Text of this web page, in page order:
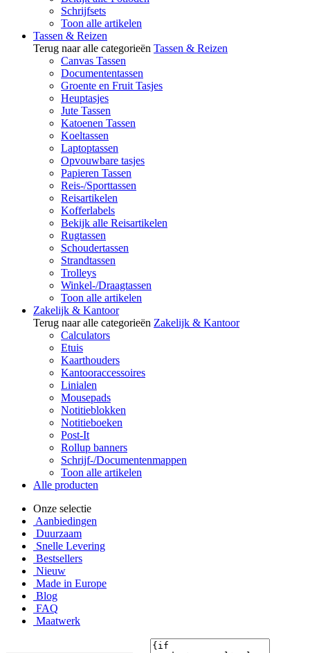
Schrijfsets
Toon alle artikelen
Tassen & Reizen
Terug naar alle categorieën Tassen & Reizen
Canvas Tassen
Documententassen
Groente en Fruit Tasjes
Heuptasjes
Jute Tassen
Katoenen Tassen
Koeltassen
Laptoptassen
Opvouwbare tasjes
Papieren Tassen
Reis-/Sporttassen
Reisartikelen
Kofferlabels
Bekijk alle Reisartikelen
Rugtassen
Schoudertassen
Strandtassen
Trolleys
Winkel-/Draagtassen
Toon alle artikelen
Zakelijk & Kantoor
Terug naar alle categorieën Zakelijk & Kantoor
Calculators
Etuis
Kaarthouders
Kantooraccessoires
Linialen
Mousepads
Notitieblokken
Notitieboeken
Post-It
Rollup banners
Schrijf-/Documentenmappen
Toon alle artikelen
Alle producten
Onze selectie
Aanbiedingen
Duurzaam
Snelle Levering
Bestsellers
Nieuw
Made in Europe
Blog
FAQ
Maatwerk